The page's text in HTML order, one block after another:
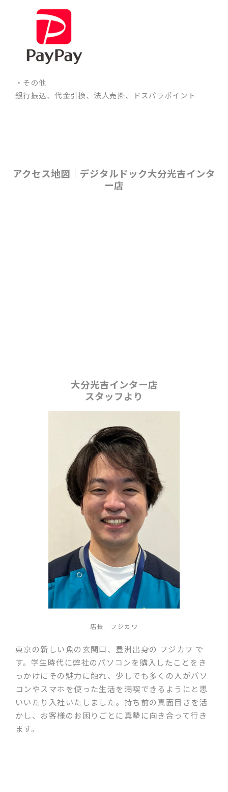
・その他
銀行振込、代金引換、法人売掛、ドスパラポイント
アクセス地図｜デジタルドック大分光吉インタ
ー店
大分光吉インター店
スタッフより
店長 フジカワ
東京の新しい魚の玄関口、豊洲出身の フジカワ で
す。学生時代に弊社のパソコンを購入したことをき
っかけにその魅力に触れ、少しでも多くの人がパソ
コンやスマホを使った生活を満喫できるようにと思
いいたり入社いたしました。持ち前の真面目さを活
かし、お客様のお困りごとに真摯に向き合って行き
ます。